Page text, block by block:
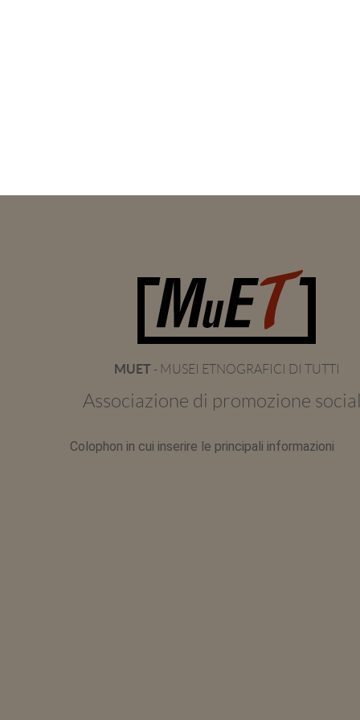
MUET - MUSEI ETNOGRAFICI DI TUTTI
Associazione di promozione
Colophon in cui inserire le principali informazioni